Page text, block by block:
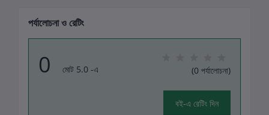
পর্যালোচনা ও রেটিং
0 মোট 5.0 -এ (0 পর্যালোচনা)
বই-এ রেটিং দিন